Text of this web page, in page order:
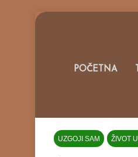
Skip
POČETNA
UZGOJI SAM ŽIVOT